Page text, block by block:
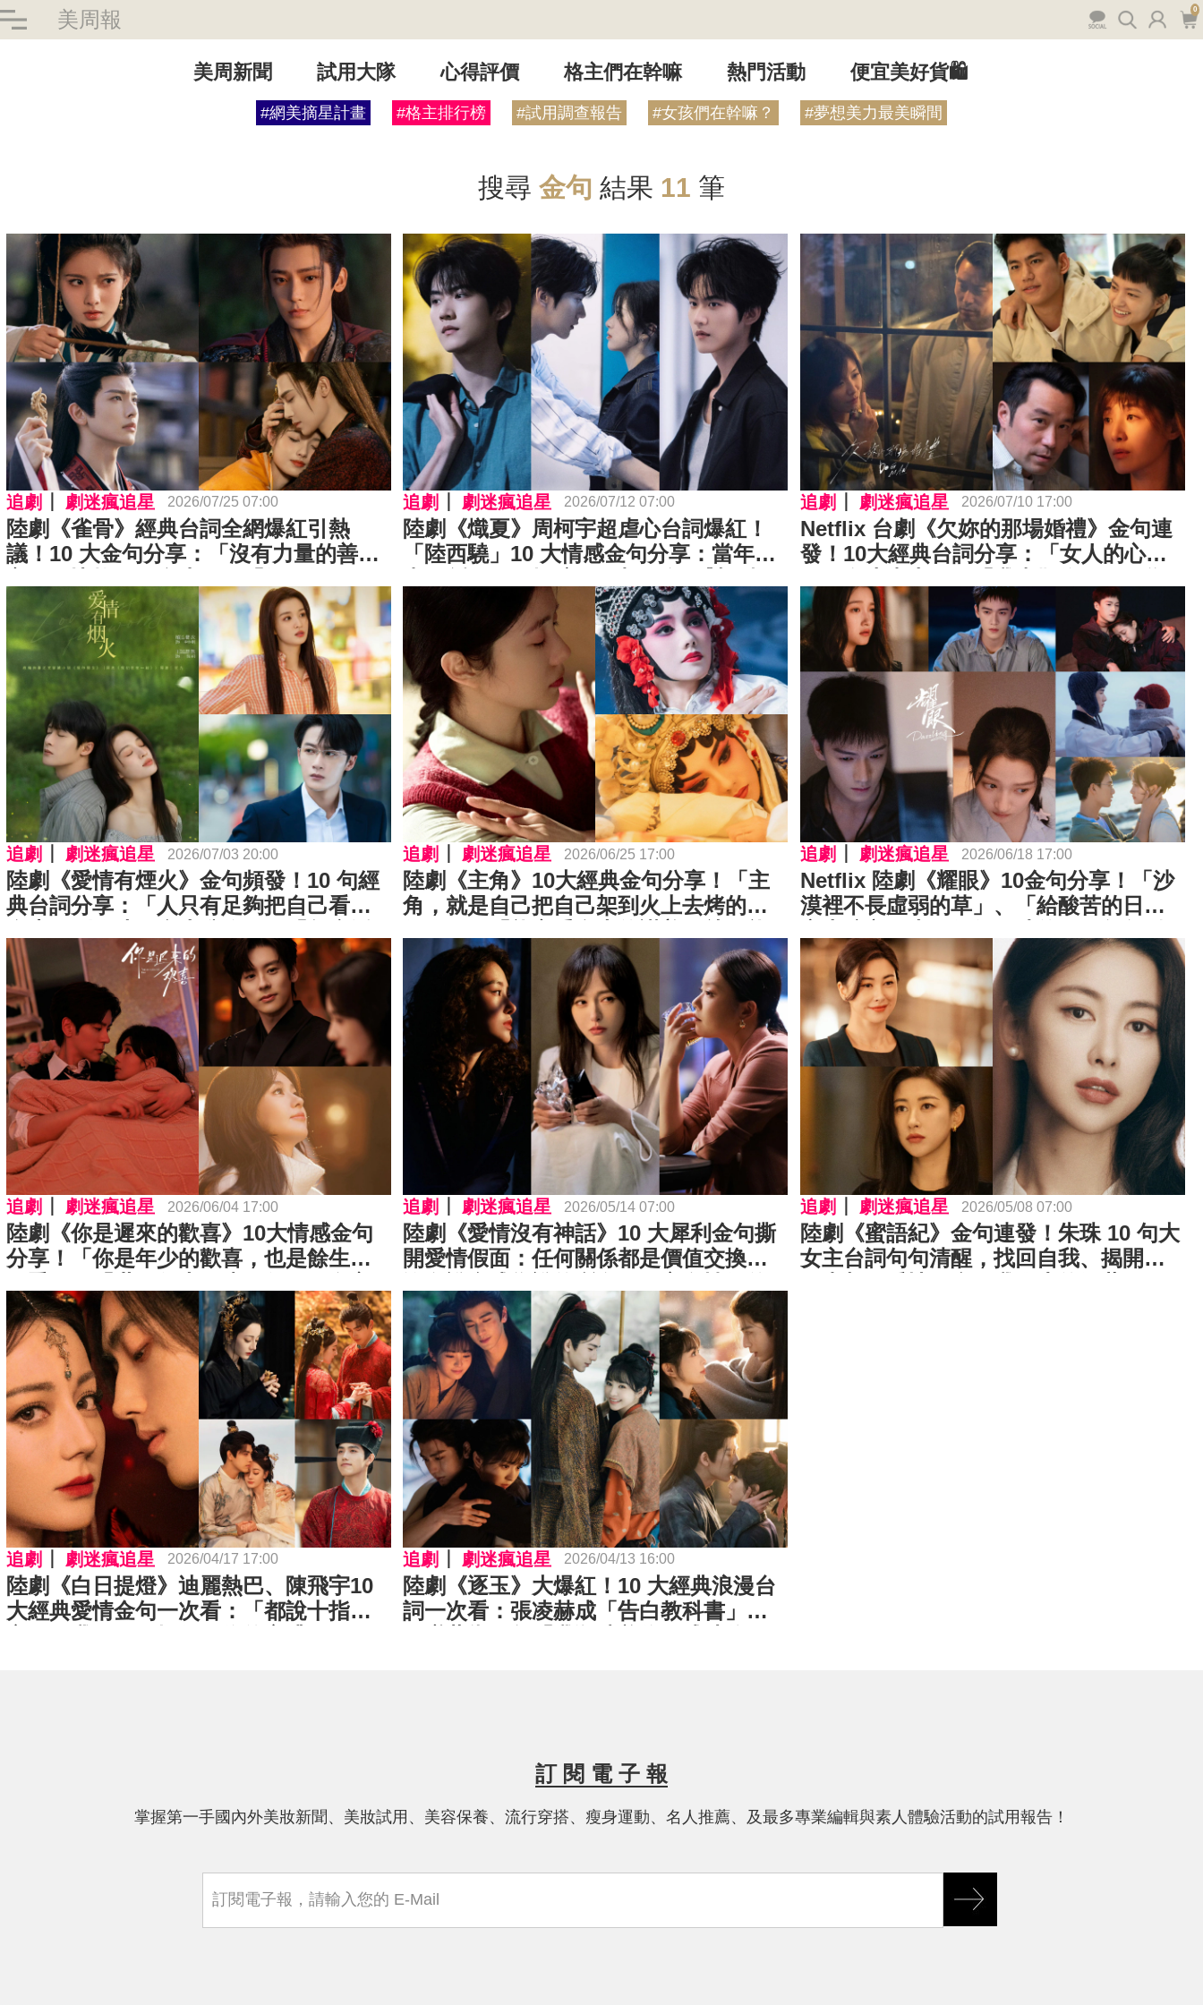
美周報 0
美周新聞 試用大隊 心得評價 格主們在幹嘛 熱門活動 便宜美好貨🛍️
#網美摘星計畫 #格主排行榜 #試用調查報告 #女孩們在幹嘛？ #夢想美力最美瞬間
搜尋 金句 結果 11 筆
追劇 劇迷瘋追星 2026/07/25 07:00
陸劇《雀骨》經典台詞全網爆紅引熱
議！10 大金句分享：「沒有力量的善
人，只能被當成棋子的話，那不如做個
惡人。」⋯
追劇 劇迷瘋追星 2026/07/12 07:00
陸劇《熾夏》周柯宇超虐心台詞爆紅！
「陸西驍」10 大情感金句分享：當年的
我⋯
追劇 劇迷瘋追星 2026/07/10 17:00
Netflix 台劇《欠妳的那場婚禮》金句連
發！10大經典台詞分享：「女人的心都
我知道真正的你是什麼樣子。」⋯
追劇 劇迷瘋追星 2026/07/03 20:00
陸劇《愛情有煙火》金句頻發！10 句經
典台詞分享：「人只有足夠把自己看得
不是一輩子，繞點彎路多看看風景，不
好嗎？」 ⋯每一句都是人間清醒！
追劇 劇迷瘋追星 2026/06/25 17:00
陸劇《主角》10大經典金句分享！「主
角，就是自己把自己架到火上去烤的那
經受多大的詆毀。」⋯後勁超強，句句
動人！
追劇 劇迷瘋追星 2026/06/18 17:00
Netflix 陸劇《耀眼》10金句分享！「沙
漠裡不長虛弱的草」、「給酸苦的日子
志、字字溫暖！
追劇 劇迷瘋追星 2026/06/04 17:00
陸劇《你是遲來的歡喜》10大情感金句
分享！「你是年少的歡喜，也是餘生的
角會放下男主角的。」
追劇 劇迷瘋追星 2026/05/14 07:00
陸劇《愛情沒有神話》10 大犀利金句撕
開愛情假面：任何關係都是價值交換、
成熟婚戀觀超霸氣！
追劇 劇迷瘋追星 2026/05/08 07:00
陸劇《蜜語紀》金句連發！朱珠 10 句大
女主台詞句句清醒，找回自我、揭開婚
追劇 劇迷瘋追星 2026/04/17 17:00
陸劇《白日提燈》迪麗熱巴、陳飛宇10
大經典愛情金句一次看：「都說十指連
追劇 劇迷瘋追星 2026/04/13 16:00
陸劇《逐玉》大爆紅！10 大經典浪漫台
詞一次看：張凌赫成「告白教科書」，
訂 閱 電 子 報
掌握第一手國內外美妝新聞、美妝試用、美容保養、流行穿搭、瘦身運動、名人推薦、及最多專業編輯與素人體驗活動的試用報告！